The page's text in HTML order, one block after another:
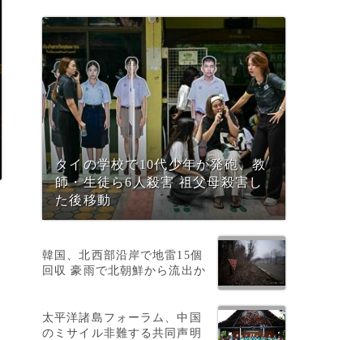
タイの学校で10代少年が発砲、教
師・生徒ら6人殺害 祖父母殺害し
た後移動
韓国、北西部沿岸で地雷15個
回収 豪雨で北朝鮮から流出か
太平洋諸島フォーラム、中国
のミサイル非難する共同声明